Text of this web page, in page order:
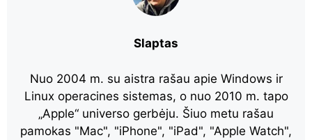
Slaptas
Nuo 2004 m. su aistra rašau apie Windows ir
Linux operacines sistemas, o nuo 2010 m. tapo
„Apple“ universo gerbėju. Šiuo metu rašau
pamokas "Mac", "iPhone", "iPad", "Apple Watch",